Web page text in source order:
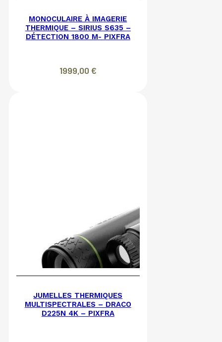
MONOCULAIRE À IMAGERIE
THERMIQUE – SIRIUS S635 –
DÉTECTION 1800 M- PIXFRA
1999,00 €
JUMELLES THERMIQUES
MULTISPECTRALES – DRACO
D225N 4K – PIXFRA